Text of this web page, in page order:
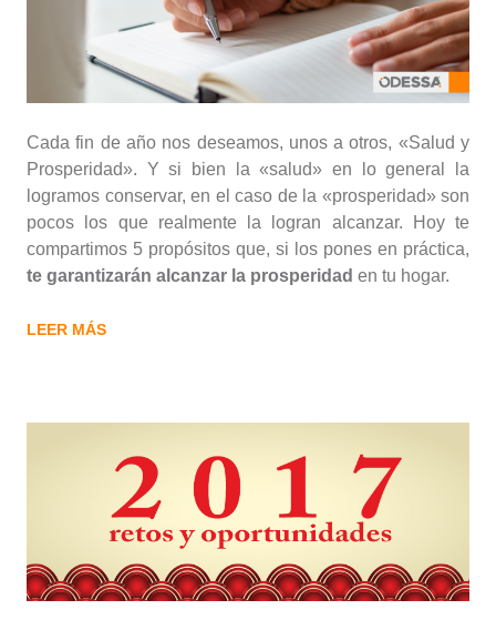
Cada fin de año nos deseamos, unos a otros, «Salud y
Prosperidad». Y si bien la «salud» en lo general la
logramos conservar, en el caso de la «prosperidad» son
pocos los que realmente la logran alcanzar. Hoy te
compartimos 5 propósitos que, si los pones en práctica,
te garantizarán alcanzar la prosperidad en tu hogar.
LEER MÁS